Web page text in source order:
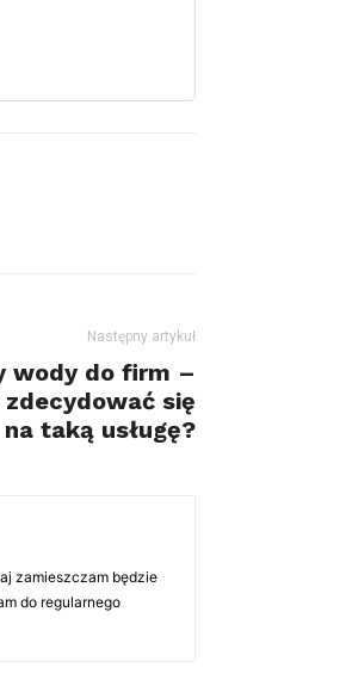
Następny artykuł
wody do firm –
się
na taką usługę?
zamieszczam będzie
do regularnego